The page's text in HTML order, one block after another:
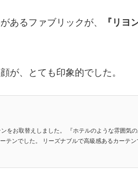
あるファブリックが、 『リヨ
が、とても印象的でした。
をお取替えしました。 『ホテルのような雰囲気
テンでした。 リーズナブルで高級感あるカーテ